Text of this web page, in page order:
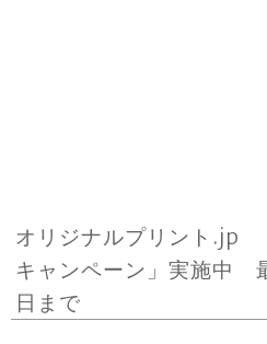
オリジナルプリント.jp
キャンペーン」実施中
日まで